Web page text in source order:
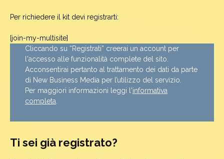
Per richiedere il kit devi registrarti:
[join-my-multisite]
Cliccando su “Registrati” creerai un account per
l'accesso alle funzionalità complete del sito.
Acconsentirai pertanto al trattamento dei dati da parte
di New Business Media per l’utilizzo del servizio.
Per maggiori informazioni leggi l'informativa
completa.
Ti sei già registrato?